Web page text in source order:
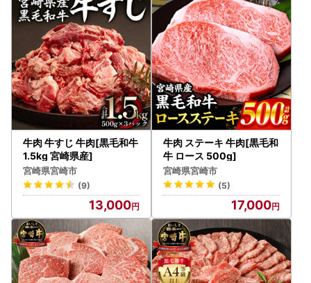
牛肉 牛すじ 牛肉[黒毛和牛
1.5kg 宮崎県産]
宮崎県宮崎市
(9)
13,000
牛肉 ステーキ 牛肉[黒毛和
牛 ロース 500g]
宮崎県宮崎市
(5)
17,000